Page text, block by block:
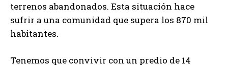
terrenos abandonados. Esta situación hace
sufrir a una comunidad que supera los 870 mil
habitantes.
Tenemos que convivir con un predio de 14